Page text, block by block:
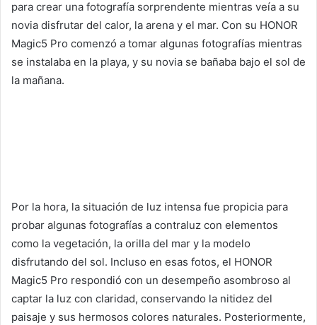
para crear una fotografía sorprendente mientras veía a su
novia disfrutar del calor, la arena y el mar. Con su HONOR
Magic5 Pro comenzó a tomar algunas fotografías mientras
se instalaba en la playa, y su novia se bañaba bajo el sol de
la mañana.
Por la hora, la situación de luz intensa fue propicia para
probar algunas fotografías a contraluz con elementos
como la vegetación, la orilla del mar y la modelo
disfrutando del sol. Incluso en esas fotos, el HONOR
Magic5 Pro respondió con un desempeño asombroso al
captar la luz con claridad, conservando la nitidez del
paisaje y sus hermosos colores naturales. Posteriormente,